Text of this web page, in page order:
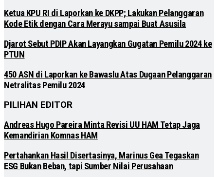
Ketua KPU RI di Laporkan ke DKPP; Lakukan Pelanggaran
Kode Etik dengan Cara Merayu sampai Buat Asusila
Djarot Sebut PDIP Akan Layangkan Gugatan Pemilu 2024 ke
PTUN
450 ASN di Laporkan ke Bawaslu Atas Dugaan Pelanggaran
Netralitas Pemilu 2024
PILIHAN EDITOR
Andreas Hugo Pareira Minta Revisi UU HAM Tetap Jaga
Kemandirian Komnas HAM
Pertahankan Hasil Disertasinya, Marinus Gea Tegaskan
ESG Bukan Beban, tapi Sumber Nilai Perusahaan